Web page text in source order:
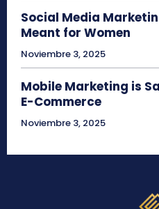
Social Media
Meant for Women
Noviembre 3, 2025
Mobile Marketing is
E-Commerce
Noviembre 3, 2025